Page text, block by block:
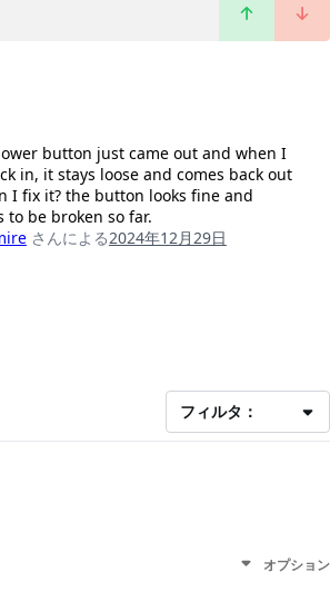
button just came out and when I
in, it stays loose and comes back out
I fix it? the button looks fine and
to be broken so far.
さんによる2024年12月29日
フィルタ：
オプション